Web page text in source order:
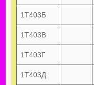
1Т403Б
1Т403В
1Т403Г
1Т403Д